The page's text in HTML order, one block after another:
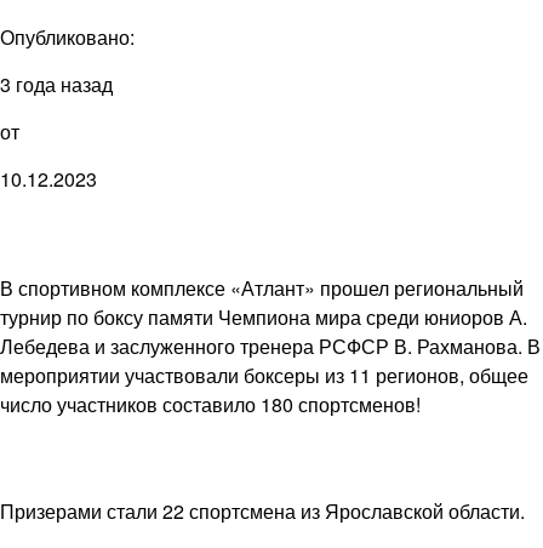
Опубликовано:
3 года назад
от
10.12.2023
В спортивном комплексе «Атлант» прошел региональный
турнир по боксу памяти Чемпиона мира среди юниоров А.
Лебедева и заслуженного тренера РСФСР В. Рахманова. В
мероприятии участвовали боксеры из 11 регионов, общее
число участников составило 180 спортсменов!
Призерами стали 22 спортсмена из Ярославской области.